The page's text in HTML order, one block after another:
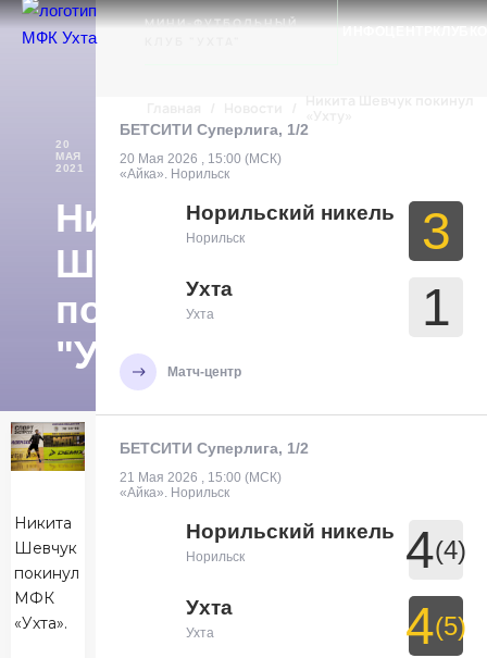
Ухта
МИНИ-ФУТБОЛЬНЫЙ
20
МАЯ
2021
ТРАНСФЕРЫ
Никита
Шевчук
покинул
"Ухту"
Никита
Шевчук
покинул
МФК
«Ухта».
БЕТСИТИ Суперлига, 1/2
20 Мая 2026 , 15:00 (МСК)
«Айка». Норильск
Норильский никель
Норильск 3
Ухта
Ухта 1
Матч-центр
БЕТСИТИ Суперлига, 1/2
21 Мая 2026 , 15:00 (МСК)
«Айка». Норильск
Норильский никель
Норильск 4(4)
Ухта
Ухта 4(5)